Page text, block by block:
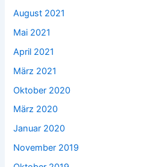
August 2021
Mai 2021
April 2021
März 2021
Oktober 2020
März 2020
Januar 2020
November 2019